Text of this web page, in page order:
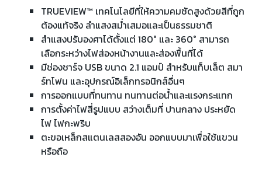
TRUEVIEW™ เทคโนโลยีที่ให้ความคมชัดสูงด้วยสีที่ถูก
ต้องแท้จริง ลำแสงสม่ำเสมอและเป็นธรรมชาติ
สำแสงปรับองศาได้ตั้งแต่ 180° และ 360° สามารถ
เลือกระหว่างไฟส่องหน้างานและส่องพื้นที่ได้
มีช่องชาร์จ USB ขนาด 2.1 แอมป์ สำหรับแท็บเล็ต สมา
ร์ทโฟน และอุปกรณ์อิเล็กทรอนิกส์อื่นๆ
การออกแบบที่ทนทาน ทนทานต่อน้ำและแรงกระแทก
การตั้งค่าไฟสี่รูปแบบ สว่างเต็มที่ ปานกลาง ประหยัด
ไฟ ไฟกะพริบ
ตะขอเหล็กสแตนเลสสองอัน ออกแบบมาเพื่อใช้แขวน
หรือถือ